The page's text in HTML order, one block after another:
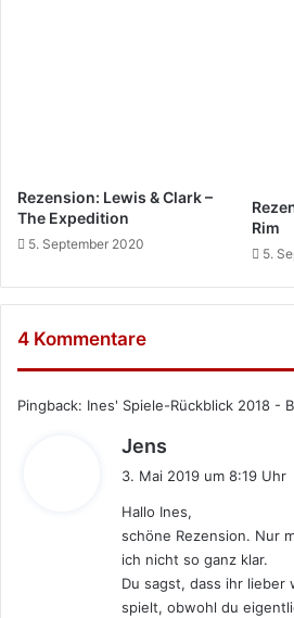
Rezension: Lewis & Clark –
The Expedition
5. September 2020
Rim
5.
4 Kommentare
Pingback: Ines' Spiele-Rückblick 2018 -
Jens
a
t
:
3. Mai 2019 um 8:19 Uhr
Hallo Ines,
schöne Rezension. Nur
ich nicht so ganz klar.
Du sagst, dass ihr
spielt, obwohl du